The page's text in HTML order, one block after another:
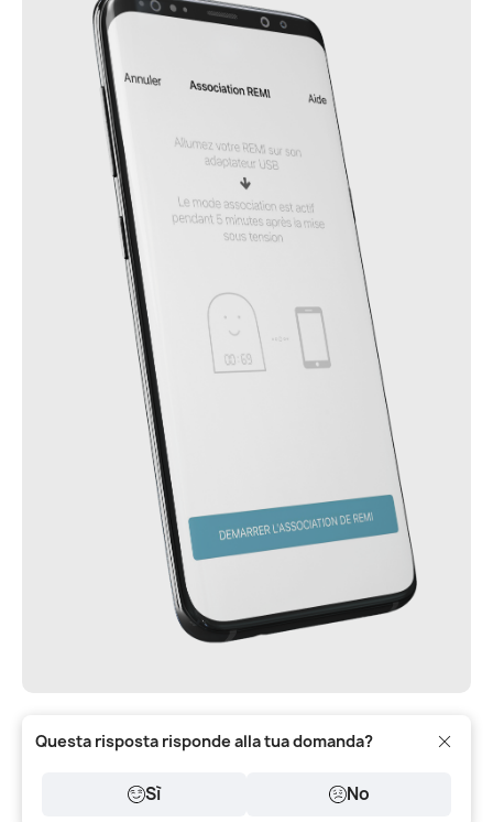
Questa risposta risponde alla tua domanda?
Sì No